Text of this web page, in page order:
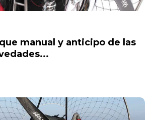
manual y anticipo de las